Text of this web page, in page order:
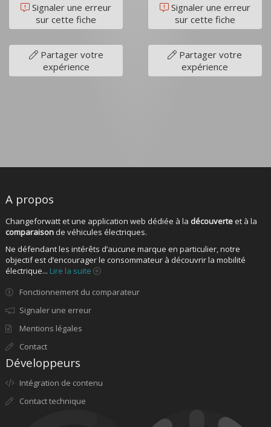
Signaler une erreur
sur cette fiche
Partager votre
expérience
Signaler une erreur
sur cette fiche
Partager votre
expérience
A propos
Changeforwatt et une application web dédiée à la découverteet à la
comparaisonde véhicules électriques.
Ne défendant les intérêts d’aucune marque en particulier, notre
objectif est d’encourager le consommateur à découvrir la mobilité
électrique... Lire la suite
Fonctionnement du comparateur
Signaler une erreur
Mentions légales
Contact
Développeurs
Intégration de contenu
Contact technique